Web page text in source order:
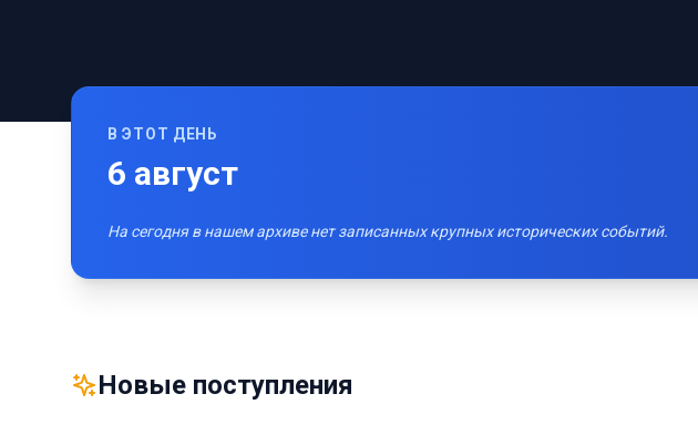
В ЭТОТ ДЕНЬ
6 август
На сегодня в нашем архиве нет записанных крупных исторических событий.
Новые поступления